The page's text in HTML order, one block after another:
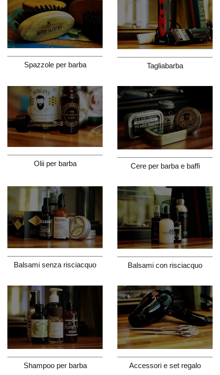
Spazzole per barba Tagliabarba
Olii per barba Cere per barba e baffi
Balsami senza risciacquo Balsami con risciacquo
Shampoo per barba Accessori e set regalo